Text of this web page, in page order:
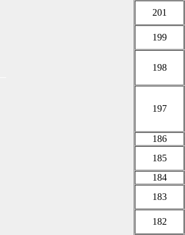
201
199
198
197
186
185
184
183
182